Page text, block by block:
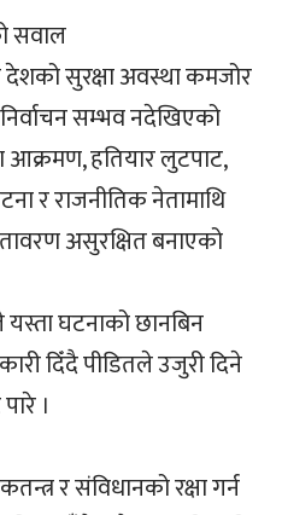
सवाल
सुरक्षा अवस्था कमजोर
निर्वाचन सम्भव नदेखिएको
आक्रमण, हतियार लुटपाट,
र राजनीतिक नेतामाथि
असुरक्षित बनाएको
घटनाको छानबिन
दिँदै पीडितले उजुरी दिने
।
र संविधानको रक्षा गर्न